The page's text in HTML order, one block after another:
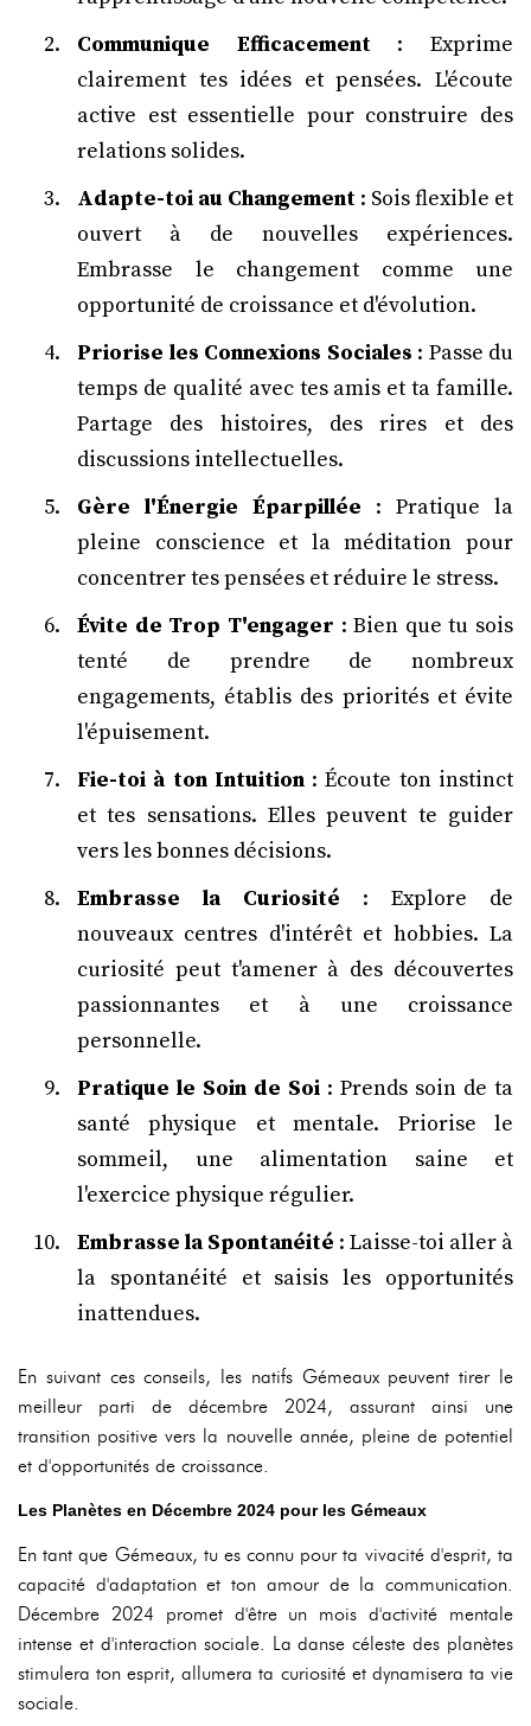
Communique Efficacement: Exprime
clairement tes idées et pensées. L'écoute
active est essentielle pour construire des
relations solides.
Adapte-toi au Changement : Sois flexible et
ouvert à de nouvelles expériences.
Embrasse le changement comme une
opportunité de croissance et d'évolution.
Priorise les Connexions Sociales : Passe du
temps de qualité avec tes amis et ta famille.
Partage des histoires, des rires et des
discussions intellectuelles.
Gère l'Énergie Éparpillée : Pratique la
pleine conscience et la méditation pour
concentrer tes pensées et réduire le stress.
Évite de Trop T'engager : Bien que tu sois
tenté de prendre de nombreux
engagements, établis des priorités et évite
l'épuisement.
Fie-toi à ton Intuition: Écoute ton instinct
et tes sensations. Elles peuvent te guider
vers les bonnes décisions.
Embrasse la Curiosité : Explore de
nouveaux centres d'intérêt et hobbies. La
curiosité peut t'amener à des découvertes
passionnantes et à une croissance
personnelle.
Pratique le Soin de Soi : Prends soin de ta
santé physique et mentale. Priorise le
sommeil, une alimentation saine et
l'exercice physique régulier.
Embrasse la Spontanéité : Laisse-toi aller à
la spontanéité et saisis les opportunités
inattendues.
En suivant ces conseils, les natifs Gémeaux peuvent tirer le
meilleur parti de décembre 2024, assurant ainsi une
transition positive vers la nouvelle année, pleine de potentiel
et d'opportunités de croissance.
Les Planètes en Décembre 2024 pour les Gémeaux
En tant que Gémeaux, tu es connu pour ta vivacité d'esprit, ta
capacité d'adaptation et ton amour de la communication.
Décembre 2024 promet d'être un mois d'activité mentale
intense et d'interaction sociale. La danse céleste des planètes
stimulera ton esprit, allumera ta curiosité et dynamisera ta vie
sociale.